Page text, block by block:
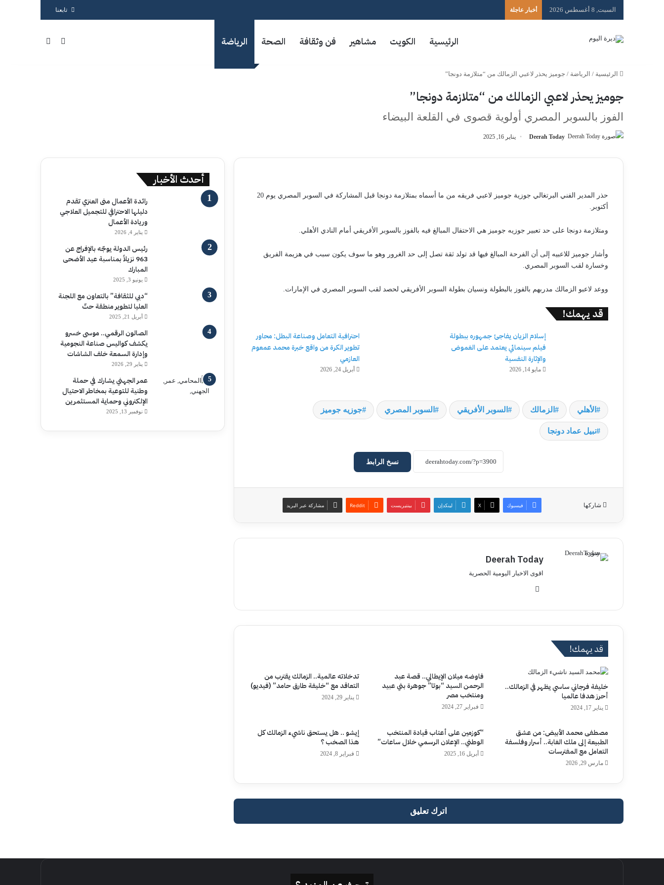
السبت, 8 أغسطس 2026 أخبار عاجلة تابعنا
الرئيسية الكويت مشاهير فن وثقافة الصحة الرياضة الوضع المظلم
الرئيسية / الرياضة / جوميز يحذر لاعبي الزمالك من “متلازمة دونجا”
جوميز يحذر لاعبي الزمالك من “متلازمة دونجا”
الفوز بالسوبر المصري أولوية قصوى في القلعة البيضاء
Deerah Today يناير 16, 2025
حذر المدير الفني البرتغالي جوزية جوميز لاعبي فريقه من ما أسماه بمتلازمة دونجا قبل المشاركة في السوبر المصري يوم 20
أكتوبر.
ومتلازمة دونجا على حد تعبير جوزيه جوميز هي الاحتفال المبالغ فيه بالفوز بالسوبر الأفريقي أمام النادي الأهلي.
وأشار جوميز للاعبيه إلى أن الفرحة المبالغ فيها قد تولد ثقة تصل إلى حد الغرور وهو ما سوف يكون سبب في هزيمة الفريق
وخسارة لقب السوبر المصري.
ووعد لاعبو الزمالك مدربهم بالفوز بالبطولة ونسيان بطولة السوبر الأفريقي لحصد لقب السوبر المصري في الإمارات.
قد يهمك!
إسلام الزيان يفاجئ جمهوره ببطولة
فيلم سينمائي يعتمد على الغموض
والإثارة النفسية
مايو 14, 2026
احترافية التعامل وصناعة البطل: محاور
تطوير الكرة من واقع خبرة محمد عمعوم
العازمي
أبريل 24, 2026
الأهلي الزمالك السوبر الأفريقي السوبر المصري جوزيه جوميز
نبيل عماد دونجا
نسخ الرابط
شاركها فيسبوك ‫X لينكدإن بينتيريست مشاركة عبر البريد
Deerah Today
اقوى الاخبار اليومية الحصرية
الوي
ب
قد يهمك!
خليفة فرجاني ساسي يظهر في الزمالك..
أحرز هدفا عالميا
يناير 17, 2024
فاوضه ميلان الإيطالي.. قصة عبد
الرحمن السيد “بوتا” جوهرة بني عبيد
ومنتخب مصر
فبراير 27, 2024
تدخلاته عالمية.. الزمالك يقترب من
التعاقد مع “خليفة طارق حامد” (فيديو)
يناير 29, 2024
مصطفى محمد الأبيض: من عشق
الطبيعة إلى ملك الغابة.. أسرار وفلسفة
التعامل مع المفترسات
مارس 29, 2026
“كوزمين على أعتاب قيادة المنتخب
الوطني.. الإعلان الرسمي خلال ساعات”
أبريل 16, 2025
إيشو .. هل يستحق ناشيء الزمالك كل
هذا الصخب ؟
فبراير 8, 2024
اترك تعليق
أحدث الأخبار
رائدة الأعمال منى العنزي تقدم
دليلها الاحترافي للتجميل العلاجي
وريادة الأعمال
يناير 4, 2026
رئيس الدولة يوجّه بالإفراج عن
963 نزيلاً بمناسبة عيد الأضحى
المبارك
يونيو 3, 2025
“دبي للثقافة” بالتعاون مع اللجنة
العليا لتطوير منطقة حتّ
أبريل 21, 2025
الصالون الرقمي.. موسى خسرو
يكشف كواليس صناعة النجومية
وإدارة السمعة خلف الشاشات
يناير 29, 2026
عمر الجهني يشارك في حملة
وطنية للتوعية بمخاطر الاحتيال
الإلكتروني وحماية المستثمرين
نوفمبر 13, 2025